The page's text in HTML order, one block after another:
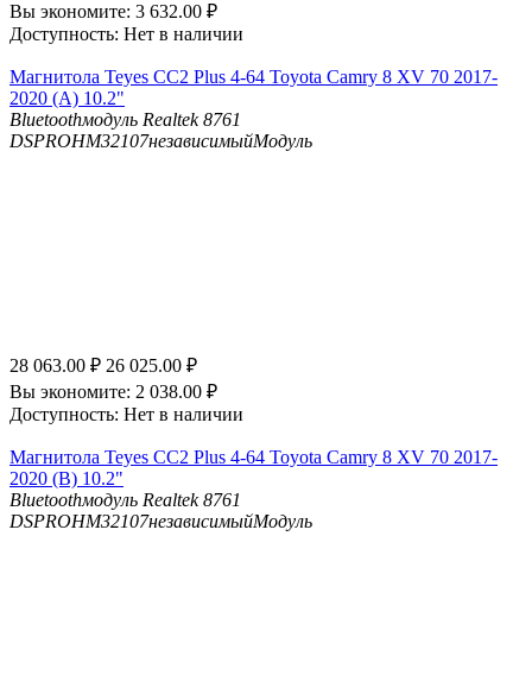
Вы экономите: 3 632.00 ₽
Доступность: Нет в наличии
Магнитола Teyes CC2 Plus 4-64 Toyota Camry 8 XV 70 2017-
2020 (A) 10.2"
Bluetoothмодуль Realtek 8761
DSPROHM32107независимыйМодуль
28 063.00 ₽ 26 025.00 ₽
Вы экономите: 2 038.00 ₽
Доступность: Нет в наличии
Магнитола Teyes CC2 Plus 4-64 Toyota Camry 8 XV 70 2017-
2020 (B) 10.2"
Bluetoothмодуль Realtek 8761
DSPROHM32107независимыйМодуль